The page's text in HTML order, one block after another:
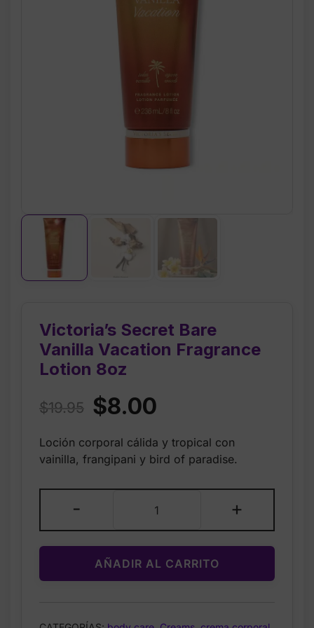
Victoria’s Secret Bare
Vanilla Vacation Fragrance
Lotion 8oz
$19.95 Original
was:
$8.00
is:
Loción corporal cálida y tropical con
vainilla, frangipani y bird of paradise.
-
Secret
Bare
Vanilla
Vacation
Fragrance
+
AÑADIR AL CARRITO